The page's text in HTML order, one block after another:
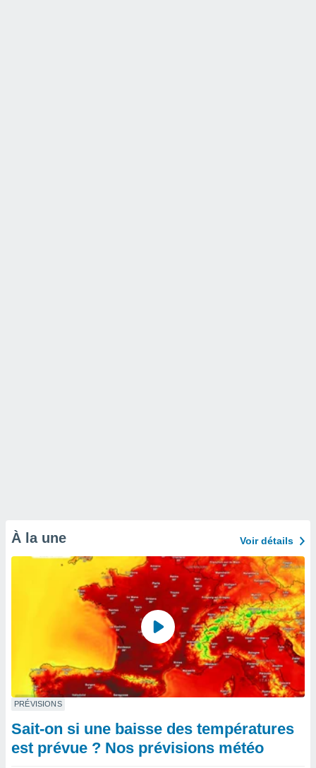
À la une Voir détails
PRÉVISIONS
Sait-on si une baisse des températures
est prévue ? Nos prévisions météo